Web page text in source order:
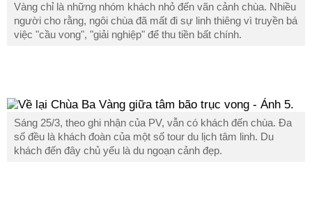
Vàng chỉ là những nhóm khách nhỏ đến vãn cảnh chùa. Nhiều
người cho rằng, ngôi chùa đã mất đi sự linh thiêng vì truyền bá
việc "cầu vong", "giải nghiệp" để thu tiền bất chính.
Sáng 25/3, theo ghi nhận của PV, vẫn có khách đến chùa. Đa
số đều là khách đoàn của một số tour du lịch tâm linh. Du
khách đến đây chủ yếu là du ngoạn cảnh đẹp.